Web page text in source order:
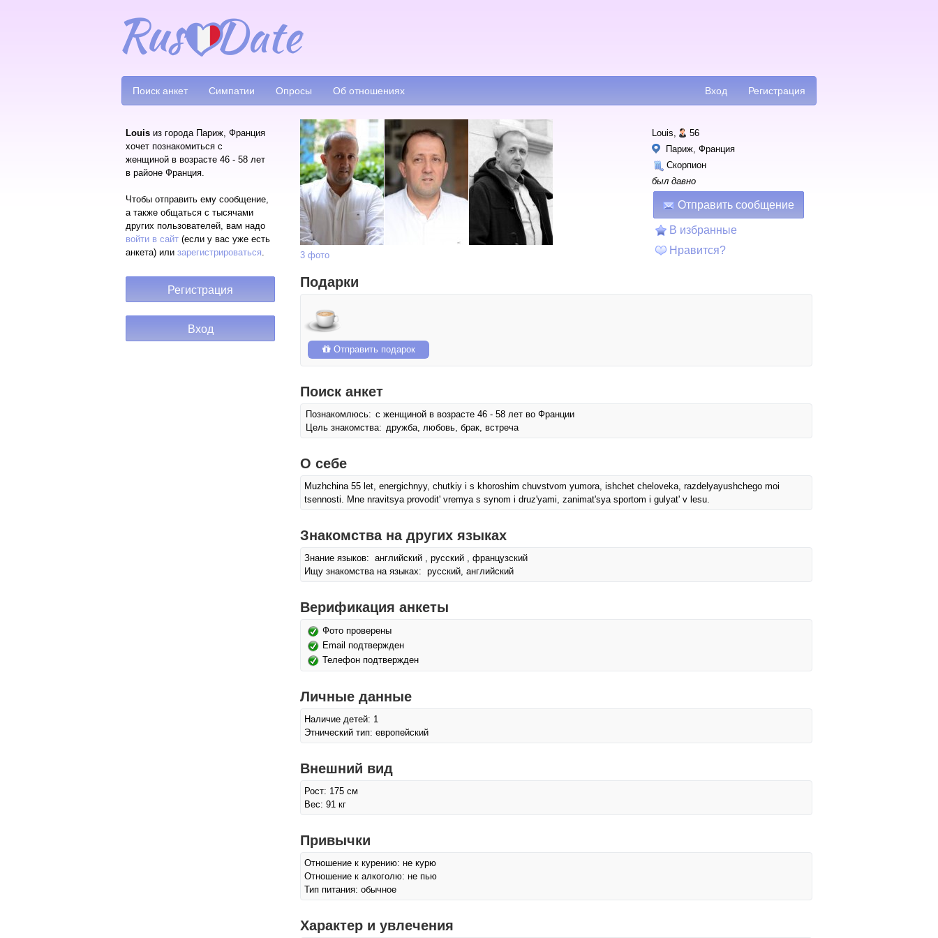
Поиск анкет Симпатии Опросы Об отношениях Регистрация
Вход
Louis из города Париж, Франция
хочет познакомиться с
женщиной в возрасте 46 - 58 лет
в районе Франция.
Чтобы отправить ему сообщение,
а также общаться с тысячами
других пользователей, вам надо
войти в сайт (если у вас уже есть
анкета) или зарегистрироваться. 3 фото
Louis,
56
Париж, Франция
Скорпион
был давно
Отправить сообщение
В избранные
Нравится?
Подарки
Отправить подарок
Поиск анкет
Познакомлюсь: с женщиной в возрасте 46 - 58 лет во Франции
Цель знакомства: дружба, любовь, брак, встреча
О себе
Muzhchina 55 let, energichnyy, chutkiy i s khoroshim chuvstvom yumora, ishchet cheloveka, razdelyayushchego moi
tsennosti. Mne nravitsya provodit' vremya s synom i druz'yami, zanimat'sya sportom i gulyat' v lesu.
Знакомства на других языках
Знание языков: английский , русский , французский
Ищу знакомства на языках: русский, английский
Верификация анкеты
Фото проверены
Email подтвержден
Телефон подтвержден
Личные данные
Наличие детей: 1
Этнический тип: европейский
Внешний вид
Рост: 175 см
Вес: 91 кг
Привычки
Отношение к курению: не курю
Отношение к алкоголю: не пью
Тип питания: обычное
Характер и увлечения